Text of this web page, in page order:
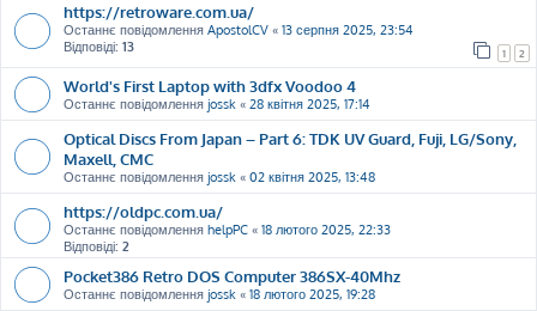
https://retroware.com.ua/
Останнє повідомлення ApostolCV « 13 серпня 2025, 23:54
Відповіді: 13 1 2
World's First Laptop with 3dfx Voodoo 4
Останнє повідомлення jossk « 28 квітня 2025, 17:14
Optical Discs From Japan – Part 6: TDK UV Guard, Fuji, LG/Sony,
Maxell, CMC
Останнє повідомлення jossk « 02 квітня 2025, 13:48
https://oldpc.com.ua/
Останнє повідомлення helpPC « 18 лютого 2025, 22:33
Відповіді: 2
Pocket386 Retro DOS Computer 386SX-40Mhz
Останнє повідомлення jossk « 18 лютого 2025, 19:28